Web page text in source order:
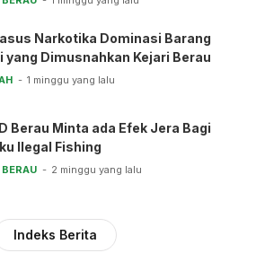
Narkotika Dominasi Barang
yang Dimusnahkan Kejari Berau
1 minggu yang lalu
Berau Minta ada Efek Jera Bagi
Ilegal Fishing
2 minggu yang lalu
Indeks Berita